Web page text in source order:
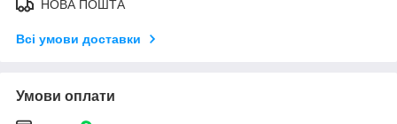
НОВА ПОШТА
Всі умови доставки
Умови оплати